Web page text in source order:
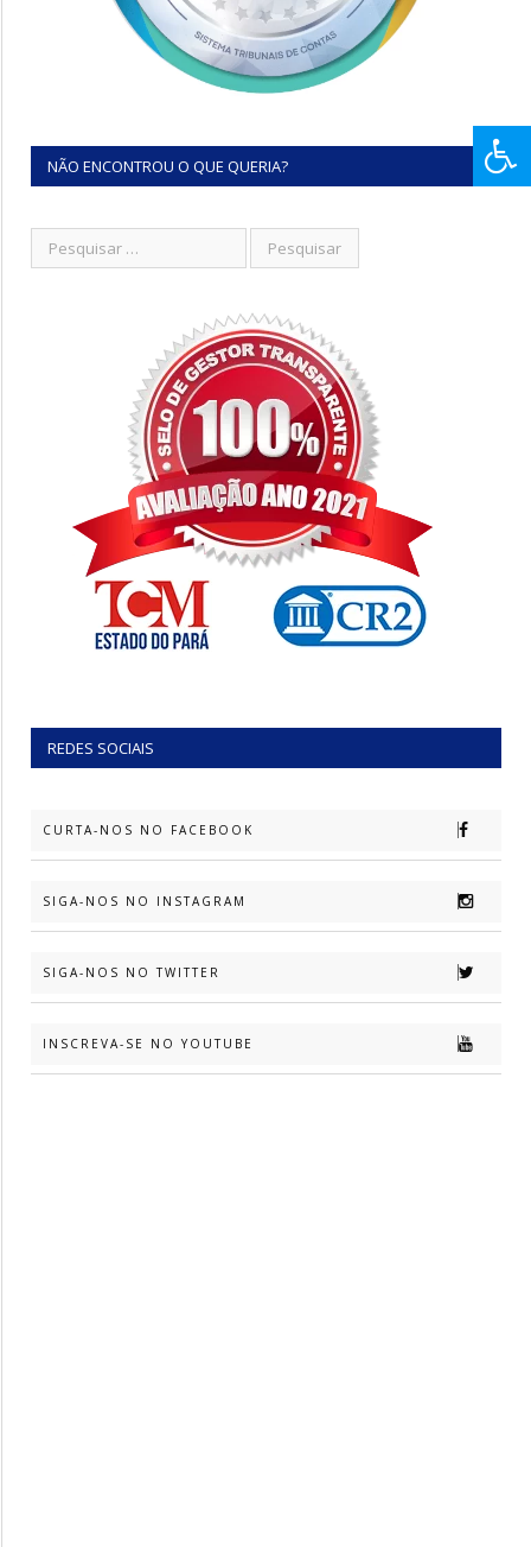
NÃO ENCONTROU O QUE QUERIA?
REDES SOCIAIS
CURTA-NOS NO FACEBOOK
SIGA-NOS NO INSTAGRAM
SIGA-NOS NO TWITTER
INSCREVA-SE NO YOUTUBE